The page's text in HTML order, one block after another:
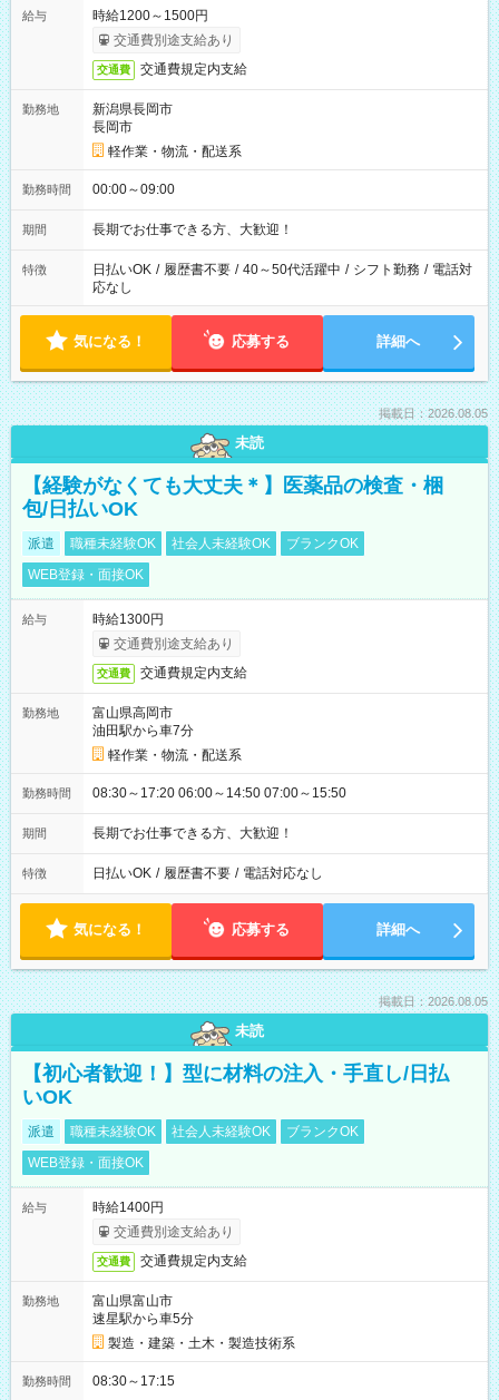
給与
時給1200～1500円
交通費別途支給あり
交通費 交通費規定内支給
勤務地
新潟県長岡市
長岡市
軽作業・物流・配送系
勤務時間 00:00～09:00
期間 長期でお仕事できる方、大歓迎！
特徴 日払いOK / 履歴書不要 / 40～50代活躍中 / シフト勤務 / 電話対
応なし
気になる！ 応募する 詳細へ
掲載日：2026.08.05
未読
【経験がなくても大丈夫＊】医薬品の検査・梱
包/日払いOK
派遣 職種未経験OK 社会人未経験OK
ブランクOK
WEB登録・面接OK
給与
時給1300円
交通費別途支給あり
交通費 交通費規定内支給
勤務地
富山県高岡市
油田駅から車7分
軽作業・物流・配送系
勤務時間 08:30～17:20 06:00～14:50 07:00～15:50
期間 長期でお仕事できる方、大歓迎！
特徴 日払いOK / 履歴書不要 / 電話対応なし
気になる！ 応募する 詳細へ
掲載日：2026.08.05
未読
【初心者歓迎！】型に材料の注入・手直し/日払
いOK
派遣 職種未経験OK 社会人未経験OK
ブランクOK
WEB登録・面接OK
給与
時給1400円
交通費別途支給あり
交通費 交通費規定内支給
勤務地
富山県富山市
速星駅から車5分
製造・建築・土木・製造技術系
勤務時間 08:30～17:15